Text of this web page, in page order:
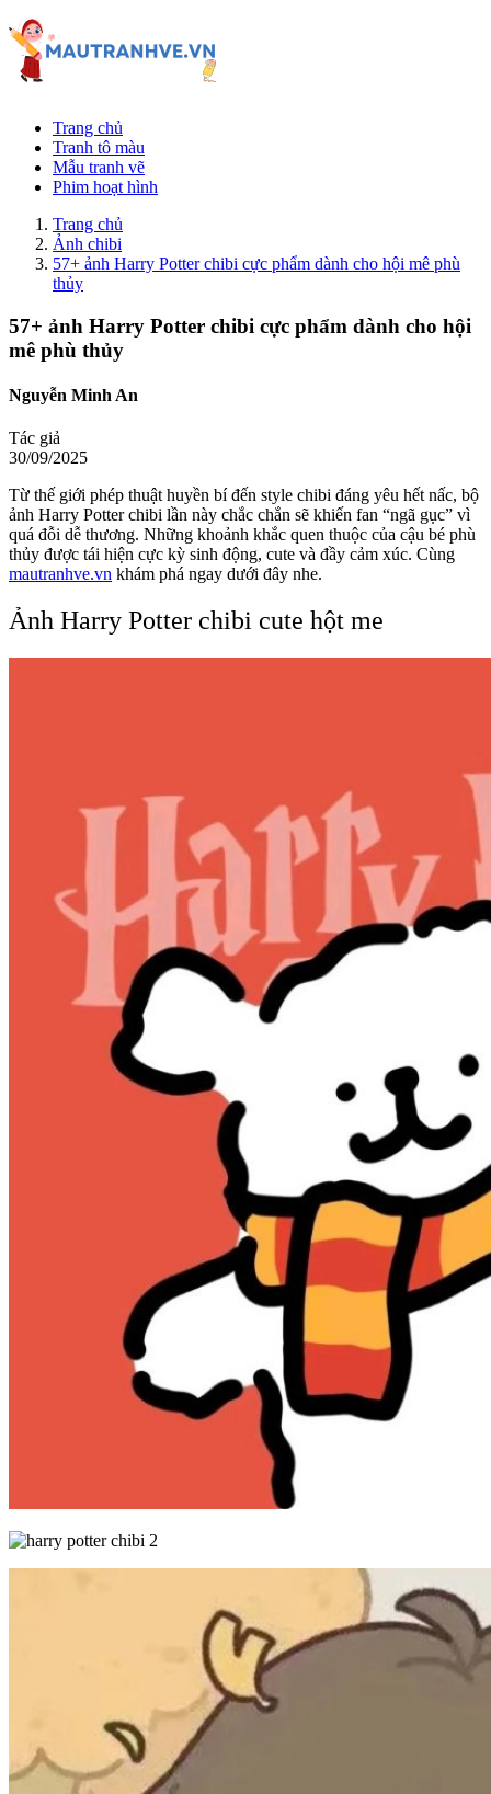
Trang chủ
Tranh tô màu
Mẫu tranh vẽ
Phim hoạt hình
Trang chủ
Ảnh chibi
57+ ảnh Harry Potter chibi cực phẩm dành cho hội mê phù
thủy
57+ ảnh Harry Potter chibi cực phẩm dành cho hội
mê phù thủy
Nguyễn Minh An
Tác giả
30/09/2025
Từ thế giới phép thuật huyền bí đến style chibi đáng yêu hết nấc, bộ
ảnh Harry Potter chibi lần này chắc chắn sẽ khiến fan “ngã gục” vì
quá đỗi dễ thương. Những khoảnh khắc quen thuộc của cậu bé phù
thủy được tái hiện cực kỳ sinh động, cute và đầy cảm xúc. Cùng
mautranhve.vn khám phá ngay dưới đây nhe.
Ảnh Harry Potter chibi cute hột me